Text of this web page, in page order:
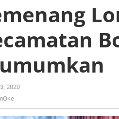
2020